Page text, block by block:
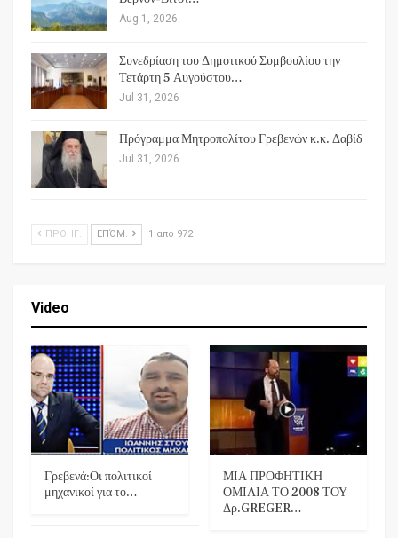
Aug 1, 2026
Συνεδρίαση του Δημοτικού Συμβουλίου την
Τετάρτη 5 Αυγούστου…
Jul 31, 2026
Πρόγραμμα Μητροπολίτου Γρεβενών κ.κ. Δαβίδ
Jul 31, 2026
ΠΡΟΗΓ. ΕΠΌΜ. 1 από 972
Video
Γρεβενά:Οι πολιτικοί
μηχανικοί για το…
ΜΙΑ ΠΡΟΦΗΤΙΚΗ
ΟΜΙΛΙΑ ΤΟ 2008 ΤΟΥ
Δρ.GREGER…